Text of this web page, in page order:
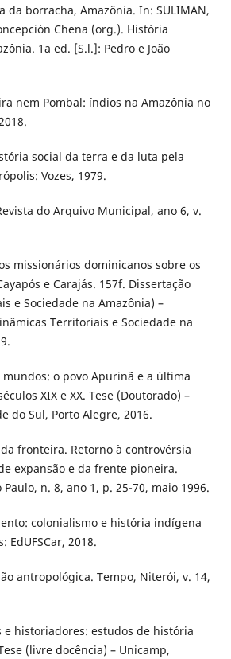
borracha, Amazônia. In: SULIMAN,
Chena (org.). História
1a ed. [S.l.]: Pedro e João
nem Pombal: índios na Amazônia no
social da terra e da luta pela
Vozes, 1979.
do Arquivo Municipal, ano 6, v.
missionários dominicanos sobre os
e Carajás. 157f. Dissertação
e Sociedade na Amazônia) –
Territoriais e Sociedade na
o povo Apurinã e a última
XIX e XX. Tese (Doutorado) –
do Sul, Porto Alegre, 2016.
da fronteira. Retorno à controvérsia
expansão e da frente pioneira.
Paulo, n. 8, ano 1, p. 25-70, maio 1996.
colonialismo e história indígena
EdUFSCar, 2018.
antropológica. Tempo, Niterói, v. 14,
e historiadores: estudos de história
(livre docência) – Unicamp,